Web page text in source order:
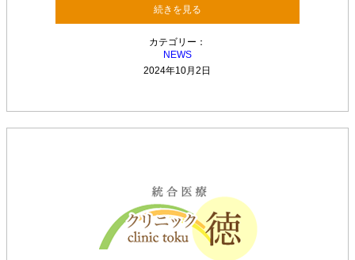
続きを見る
カテゴリー：
NEWS
2024年10月2日